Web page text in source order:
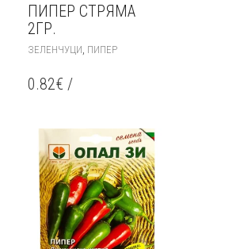
ПИПЕР СТРЯМА
2ГР.
ЗЕЛЕНЧУЦИ ПИПЕР
0.82€ /